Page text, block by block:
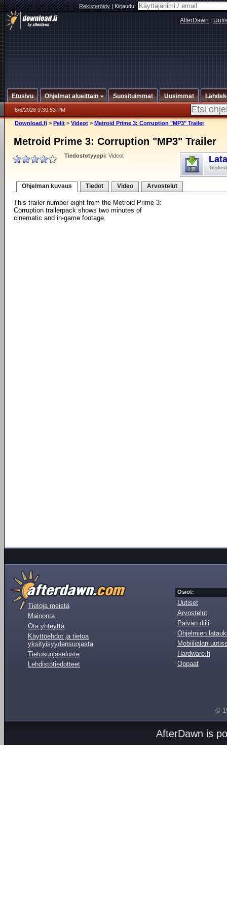
Rekisteröidy|Kirjaudu:
AfterDawn
Etusivu Ohjelmat alueittain Suosituimmat Uusimmat
8/6/2026 9:30:53 PM
Download.fi > Pelit > Videot > Metroid Prime 3: Corruption "MP3" Trailer
Metroid Prime 3: Corruption "MP3" Trailer
Tiedostotyyppi: Videot
Ohjelman kuvaus Tiedot Video Arvostelut
This trailer number eight from the Metroid Prime 3:
Corruption trailerpack shows two minutes of
cinematic and in-game footage.
Tietoja meistä
Mainonta
Ota yhteyttä
Käyttöehdot ja tietoa
yksityisyydensuojasta
Tietosuojaseloste
Lehdistötiedotteet
Osiot:
Uutiset
Arvostelut
Päivän diili
Ohjelmien
Mobiilialan
Hardware.fi
Oppaat
©
AfterDawn is